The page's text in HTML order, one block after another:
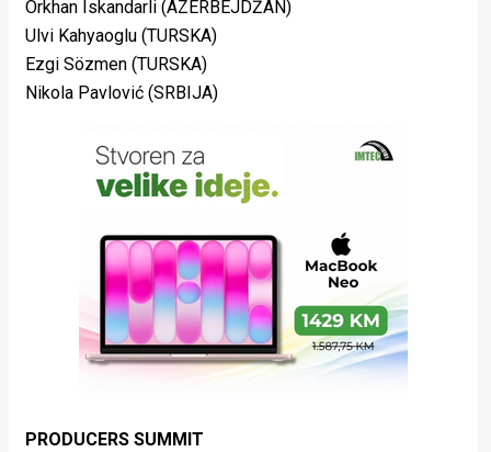
Orkhan Iskandarli (AZERBEJDŽAN)
Ulvi Kahyaoglu (TURSKA)
Ezgi Sözmen (TURSKA)
Nikola Pavlović (SRBIJA)
PRODUCERS SUMMIT